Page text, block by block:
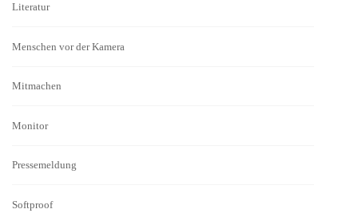
Literatur
Menschen vor der Kamera
Mitmachen
Monitor
Pressemeldung
Softproof